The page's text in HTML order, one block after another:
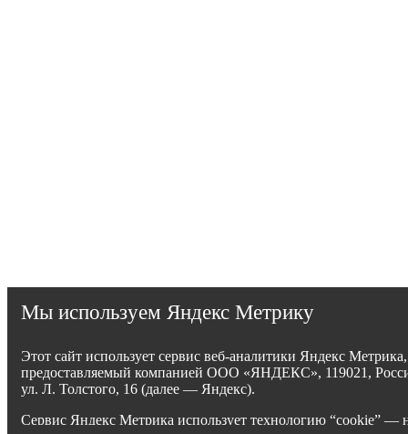
Мы используем Яндекс Метрику
Этот сайт использует сервис веб-аналитики Яндекс Метрика,
предоставляемый компанией ООО «ЯНДЕКС», 119021,
ул. Л. Толстого, 16 (далее — Яндекс).
Сервис Яндекс Метрика использует технологию “cookie” —